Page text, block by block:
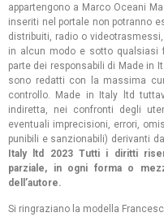
appartengono a Marco Oceani
inseriti nel portale non potranno
distribuiti, radio o
in alcun modo e sotto qualsiasi
parte dei responsabili di Made in
sono redatti con la massima
controllo. Made in Italy ltd
indiretta, nei confronti degli
eventuali imprecisioni, errori,
punibili e sanzionabili) derivanti
Italy ltd 2023 Tutti i diritti
parziale, in ogni forma o
dell’autore.
Si ringraziano la modella